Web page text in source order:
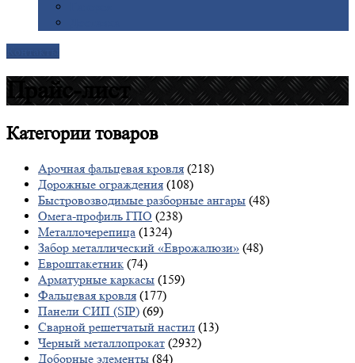
Прайс-лист
Категориитоваров
Арочная фальцевая кровля (218)
Дорожные ограждения (108)
Быстровозводимые разборные ангары (48)
Омега-профиль ГПО (238)
Металлочерепица (1324)
Забор металлический «Еврожалюзи» (48)
Евроштакетник (74)
Арматурные каркасы (159)
Фальцевая кровля (177)
Панели СИП (SIP) (69)
Сварной решетчатый настил (13)
Черный металлопрокат (2932)
Доборные элементы (84)